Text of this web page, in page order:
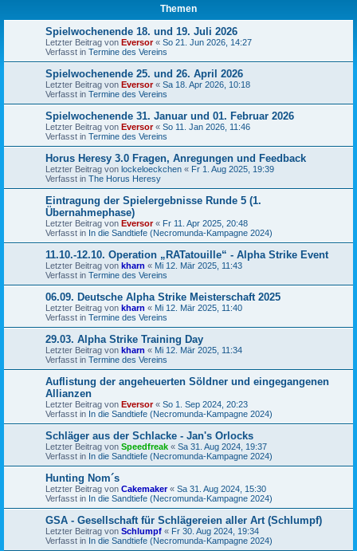
Themen
Spielwochenende 18. und 19. Juli 2026
Letzter Beitrag von Eversor« So 21. Jun 2026, 14:27
Verfasst in Termine des Vereins
Spielwochenende 25. und 26. April 2026
Letzter Beitrag von Eversor« Sa 18. Apr 2026, 10:18
Verfasst in Termine des Vereins
Spielwochenende 31. Januar und 01. Februar 2026
Letzter Beitrag von Eversor« So 11. Jan 2026, 11:46
Verfasst in Termine des Vereins
Horus Heresy 3.0 Fragen, Anregungen und Feedback
Letzter Beitrag von lockeloeckchen « Fr 1. Aug 2025, 19:39
Verfasst in The Horus Heresy
Eintragung der Spielergebnisse Runde 5 (1.
Übernahmephase)
Letzter Beitrag von Eversor« Fr 11. Apr 2025, 20:48
Verfasst in In die Sandtiefe (Necromunda-Kampagne 2024)
11.10.-12.10. Operation „RATatouille“ - Alpha Strike Event
Letzter Beitrag von kharn « Mi 12. Mär 2025, 11:43
Verfasst in Termine des Vereins
06.09. Deutsche Alpha Strike Meisterschaft 2025
Letzter Beitrag von kharn « Mi 12. Mär 2025, 11:40
Verfasst in Termine des Vereins
29.03. Alpha Strike Training Day
Letzter Beitrag von kharn « Mi 12. Mär 2025, 11:34
Verfasst in Termine des Vereins
Auflistung der angeheuerten Söldner und eingegangenen
Allianzen
Letzter Beitrag von Eversor« So 1. Sep 2024, 20:23
Verfasst in In die Sandtiefe (Necromunda-Kampagne 2024)
Schläger aus der Schlacke - Jan's Orlocks
Letzter Beitrag von Speedfreak « Sa 31. Aug 2024, 19:37
Verfasst in In die Sandtiefe (Necromunda-Kampagne 2024)
Hunting Nom´s
Letzter Beitrag von Cakemaker« Sa 31. Aug 2024, 15:30
Verfasst in In die Sandtiefe (Necromunda-Kampagne 2024)
GSA - Gesellschaft für Schlägereien aller Art (Schlumpf)
Letzter Beitrag von Schlumpf « Fr 30. Aug 2024, 19:34
Verfasst in In die Sandtiefe (Necromunda-Kampagne 2024)